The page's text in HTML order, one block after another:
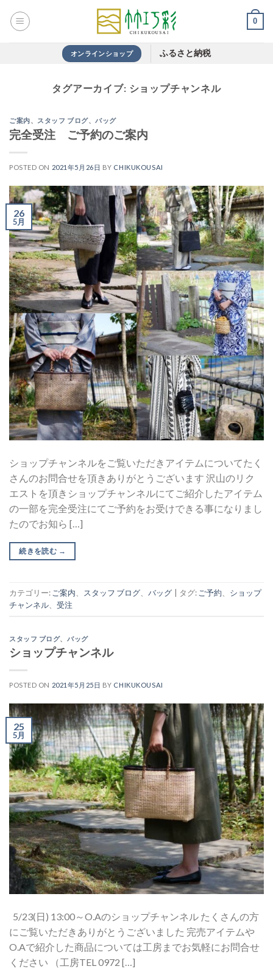
0
オンラインショップ ふるさと納税
タグアーカイブ: ショップチャンネル
ご案内、 スタッフ ブログ、バッグ
完全受注 ご予約のご案内
POSTED ON 2021年5月26日 BY CHIKUKOUSAI
26
5月
ショップチャンネルをご覧いただきアイテムについてたく
さんのお問合せを頂きありがとうございます 沢山のリク
エストを頂きショップチャンネルにてご紹介したアイテム
の一部を完全受注にてご予約をお受けできる事になりまし
たのでお知ら […]
続きを読む →
カテゴリー: ご案内 スタッフ ブログ バッグ タグ: ご予約
ショップ
チャンネル
受注
スタッフ ブログ、バッグ
ショップチャンネル
POSTED ON 2021年5月25日 BY CHIKUKOUSAI
25
5月
5/23(日) 13:00～O.Aのショップチャンネル たくさんの方
にご覧いただきありがとうございました 完売アイテムや
O.Aで紹介した商品については工房までお気軽にお問合せ
ください （工房TEL 0972 […]